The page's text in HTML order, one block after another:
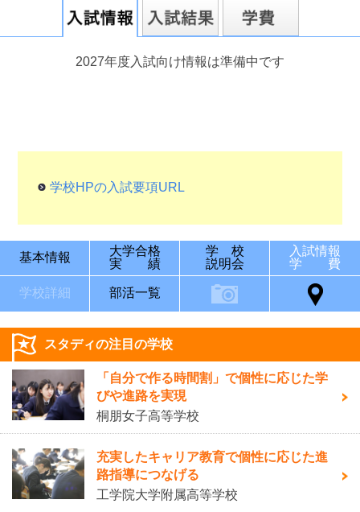
2027年度入試向け情報は準備中です
学校HPの入試要項URL
基本情報
大学合格
実 績
学 校
説明会
入試情報
学 費
学校詳細 部活一覧
スタディの注目の学校
「自分で作る時間割」で個性に応じた学
びや進路を実現
桐朋女子高等学校
充実したキャリア教育で個性に応じた進
路指導につなげる
工学院大学附属高等学校